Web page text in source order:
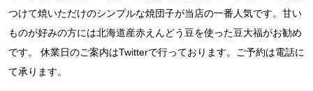
つけて焼いただけのシンプルな焼団子が当店の一番人気です。甘い
ものが好みの方には北海道産赤えんどう豆を使った豆大福がお勧め
です。 休業日のご案内はTwitterで行っております。ご予約は電話に
て承ります。